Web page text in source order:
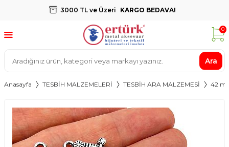
3000 TL ve Üzeri KARGO BEDAVA!
Ara
0
Anasayfa TESBİH MALZEMELERİ TESBİH ARA MALZEMESİ 42